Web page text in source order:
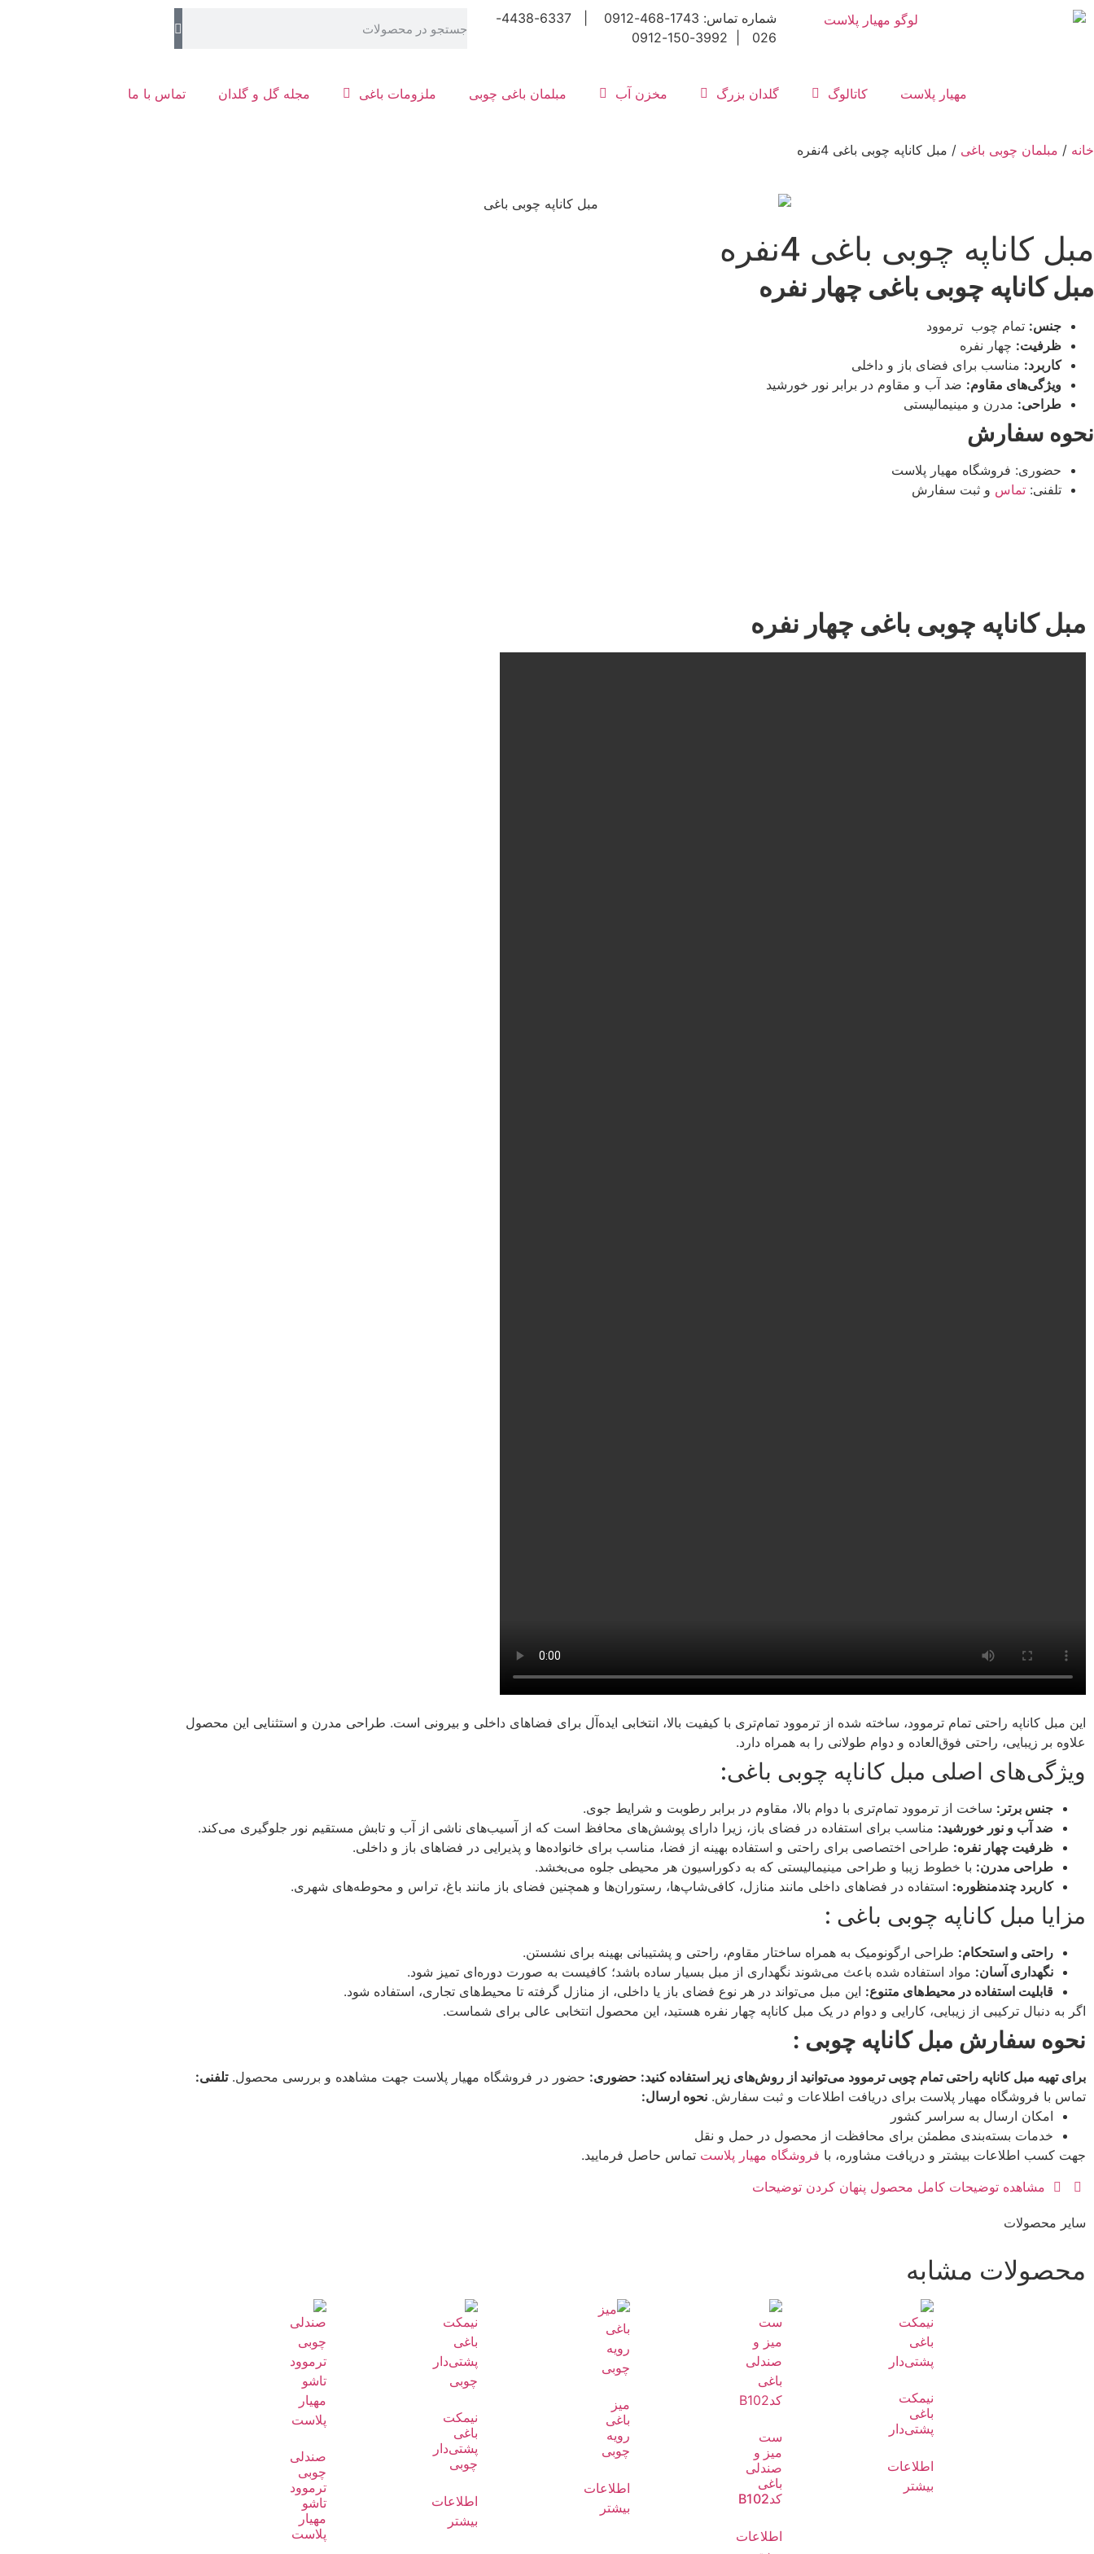
شماره تماس: 1743-468-0912 | 6337-4438-
026 | 3992-150-0912
مهیار پلاست کاتالوگ گلدان بزرگ مخزن آب مبلمان باغی چوبی ملزومات باغی مجله گل و گلدان تماس با ما
خانه / مبلمان چوبی باغی / مبل کاناپه چوبی باغی 4نفره
مبل کاناپه چوبی باغی 4نفره
مبل کاناپه چوبی باغی چهار نفره
جنس: تمام چوب ترموود
ظرفیت: چهار نفره
کاربرد: مناسب برای فضای باز و داخلی
ویژگی‌های مقاوم: ضد آب و مقاوم در برابر نور خورشید
طراحی: مدرن و مینیمالیستی
نحوه سفارش
حضوری: فروشگاه مهیار پلاست
تلفنی: تماس و ثبت سفارش
مبل کاناپه چوبی باغی چهار نفره
این مبل کاناپه راحتی تمام ترموود، ساخته شده از ترموود تمام‌تری با کیفیت بالا، انتخابی ایده‌آل برای فضاهای داخلی و بیرونی است. طراحی مدرن و استثنایی این محصول
علاوه بر زیبایی، راحتی فوق‌العاده و دوام طولانی را به همراه دارد.
ویژگی‌های اصلی مبل کاناپه چوبی باغی:
جنس برتر: ساخت از ترموود تمام‌تری با دوام بالا، مقاوم در برابر رطوبت و شرایط جوی.
ضد آب و نور خورشید: مناسب برای استفاده در فضای باز، زیرا دارای پوشش‌های محافظ است که از آسیب‌های ناشی از آب و تابش مستقیم نور جلوگیری می‌کند.
ظرفیت چهار نفره: طراحی اختصاصی برای راحتی و استفاده بهینه از فضا، مناسب برای خانواده‌ها و پذیرایی در فضاهای باز و داخلی.
طراحی مدرن: با خطوط زیبا و طراحی مینیمالیستی که به دکوراسیون هر محیطی جلوه می‌بخشد.
کاربرد چندمنظوره: استفاده در فضاهای داخلی مانند منازل، کافی‌شاپ‌ها، رستوران‌ها و همچنین فضای باز مانند باغ، تراس و محوطه‌های شهری.
مزایا مبل کاناپه چوبی باغی :
راحتی و استحکام: طراحی ارگونومیک به همراه ساختار مقاوم، راحتی و پشتیبانی بهینه برای نشستن.
نگهداری آسان: مواد استفاده شده باعث می‌شوند نگهداری از مبل بسیار ساده باشد؛ کافیست به صورت دوره‌ای تمیز شود.
قابلیت استفاده در محیط‌های متنوع: این مبل می‌تواند در هر نوع فضای باز یا داخلی، از منازل گرفته تا محیط‌های تجاری، استفاده شود.
اگر به دنبال ترکیبی از زیبایی، کارایی و دوام در یک مبل کاناپه چهار نفره هستید، این محصول انتخابی عالی برای شماست.
نحوه سفارش مبل کاناپه چوبی :
برای تهیه مبل کاناپه راحتی تمام چوبی ترموود می‌توانید از روش‌های زیر استفاده کنید: حضوری: حضور در فروشگاه مهیار پلاست جهت مشاهده و بررسی محصول.تلفنی:
تماس با فروشگاه مهیار پلاست برای دریافت اطلاعات و ثبت سفارش. نحوه ارسال:
امکان ارسال به سراسر کشور
خدمات بسته‌بندی مطمئن برای محافظت از محصول در حمل و نقل
جهت کسب اطلاعات بیشتر و دریافت مشاوره، با فروشگاه مهیار پلاست تماس حاصل فرمایید.
مشاهده توضیحات کامل محصول پنهان کردن توضیحات
سایر محصولات​
محصولات مشابه
نیمکت
باغی
پشتی‌دار
اطلاعات
بیشتر
ست
میز و
صندلی
باغی
کدB102
اطلاعات
میز
باغی
رویه
چوبی
اطلاعات
بیشتر
نیمکت
باغی
پشتی‌دار
چوبی
اطلاعات
بیشتر
صندلی
چوبی
ترموود
تاشو
مهیار
پلاست